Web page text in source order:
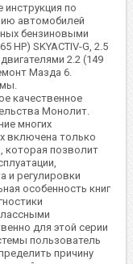
по
автомобилей
бензиновыми
HP) SKYACTIV-G, 2.5
2.2 (149
Мазда 6.
качественное
Монолит.
многих
включена только
которая позволит
и регулировки
особенность книг
для этой серии
пользователь
причину